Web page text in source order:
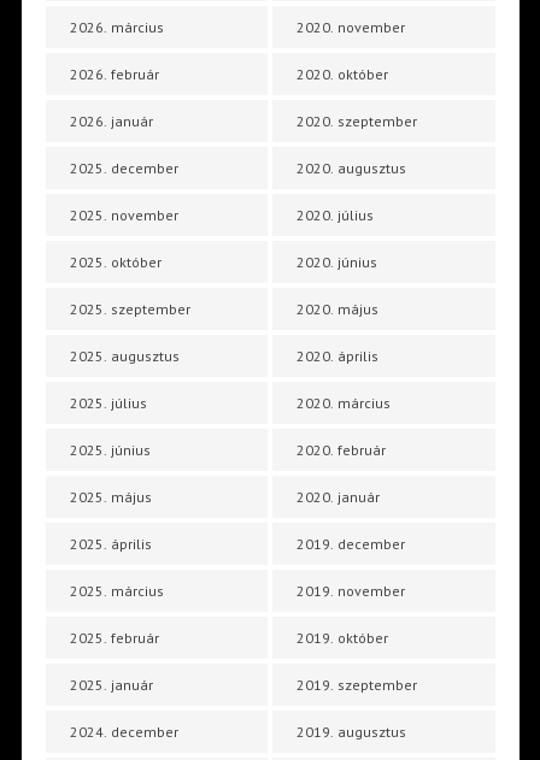
2026. március
2026. február
2026. január
2025. december
2025. november
2025. október
2025. szeptember
2025. augusztus
2025. július
2025. június
2025. május
2025. április
2025. március
2025. február
2025. január
2024. december
2020. november
2020. október
2020. szeptember
2020. augusztus
2020. július
2020. június
2020. május
2020. április
2020. március
2020. február
2020. január
2019. december
2019. november
2019. október
2019. szeptember
2019. augusztus